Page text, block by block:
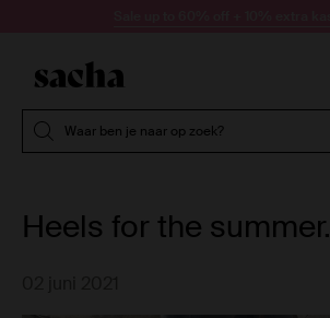
Waar ben je naar op zoek?
Heels for the summer.